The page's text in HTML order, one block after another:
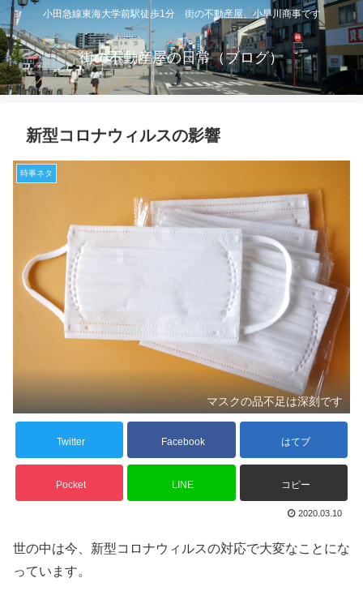
小田急線東海大学前駅徒歩1分 街の不動産屋 小早川商事です
街の不動産屋の日常（ブログ）
新型コロナウィルスの影響
時事ネタ
マスクの品不足は深刻です
Twitter Facebook はてブ
Pocket LINE コピー
2020.03.10
世の中は今、新型コロナウィルスの対応で大変なことにな
っています。